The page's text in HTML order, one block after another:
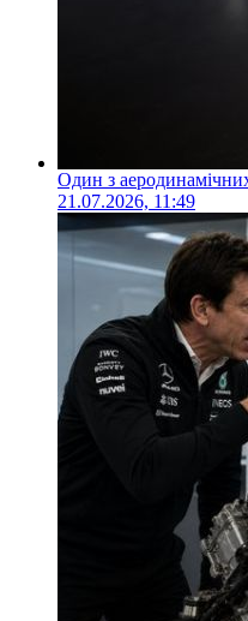
Один з
21.07.2026, 11:49